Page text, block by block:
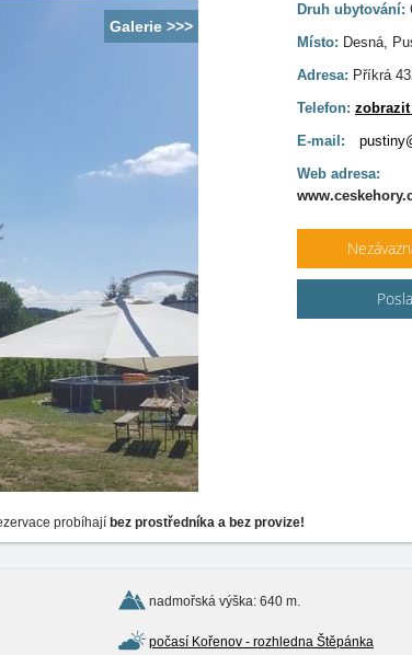
Galerie >>>
Druh ubytování:
Místo: Desná,
Adresa: Příkrá
Telefon:
E-mail:
Web adresa:
probíhají bez prostředníka a bez provize!
nadmořská výška: 640 m.
počasí Kořenov - rozhledna Štěpánka